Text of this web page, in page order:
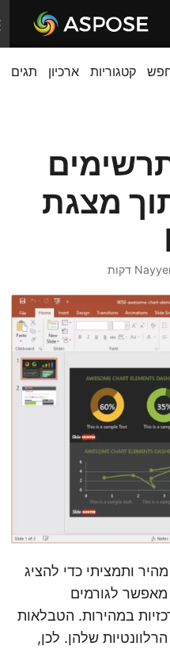
קטגוריות ארכיון תגים
מצגת
ותמציתי כדי להציג
לגורמים
במהירות. הטבלאות
שלהן. לכן,